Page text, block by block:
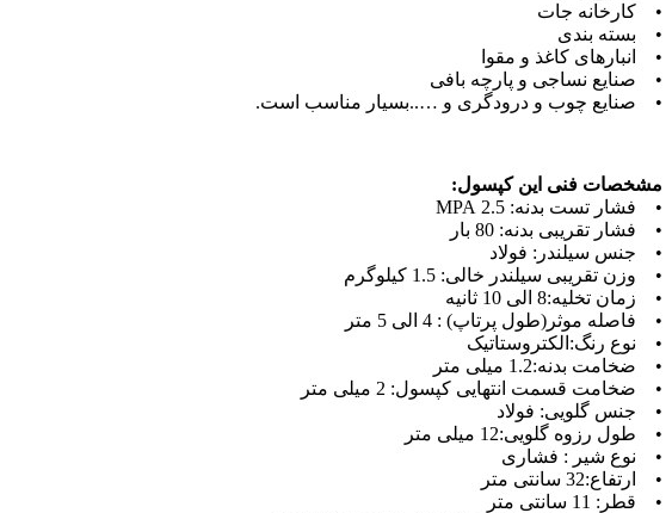
• کارخانه جات
• بسته بندی
• انبارهای کاغذ و مقوا
• صنایع نساجی و پارچه بافی
• صنایع چوب و درودگری و …..بسیار مناسب است.
مشخصات فنی این کپسول:
• فشار تست بدنه: 2.5 MPA
• فشار تقریبی بدنه: 80 بار
• جنس سیلندر: فولاد
• وزن تقریبی سیلندر خالی: 1.5 کیلوگرم
• زمان تخلیه:8 الی 10 ثانیه
• فاصله موثر(طول پرتاپ) : 4 الی 5 متر
• نوع رنگ:الکتروستاتیک
• ضخامت بدنه:1.2 میلی متر
• ضخامت قسمت انتهایی کپسول: 2 میلی متر
• جنس گلویی: فولاد
• طول رزوه گلویی:12 میلی متر
• نوع شیر : فشاری
• ارتفاع:32 سانتی متر
• قطر: 11 سانتی متر